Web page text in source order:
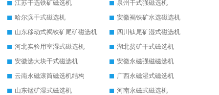
江苏干选铁矿磁选机
泉州干式强磁选机
哈尔滨干式磁选机
安徽褐铁矿水选磁选机
山东移动式褐铁矿尾矿磁选机
四川钛尾矿湿式磁选机
河北实验用室湿式磁选机
湖北贫矿干式磁选机
安徽选大块干式磁选机
安徽永磁强磁磁选机
云南永磁滚筒磁选机结构
广西永磁湿式磁选机
山东锰矿湿式磁选机
河南永磁式磁选机